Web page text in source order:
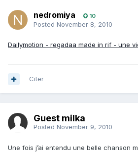
nedromiya 10
Posted November 8, 2010
Dailymotion - regadaa made in rif - une
Citer
Guest milka
Posted November 9, 2010
Une fois j’ai entendu une belle chanson